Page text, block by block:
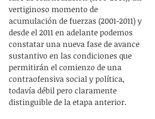
vertiginoso momento de
acumulación de fuerzas (2001-2011) y
desde el 2011 en adelante podemos
constatar una nueva fase de avance
sustantivo en las condiciones que
permitirán el comienzo de una
contraofensiva social y política,
todavía débil pero claramente
distinguible de la etapa anterior.